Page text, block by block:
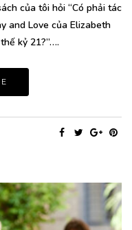
của tôi hỏi “Có phải tác
and Love của Elizabeth
kỷ 21?”….